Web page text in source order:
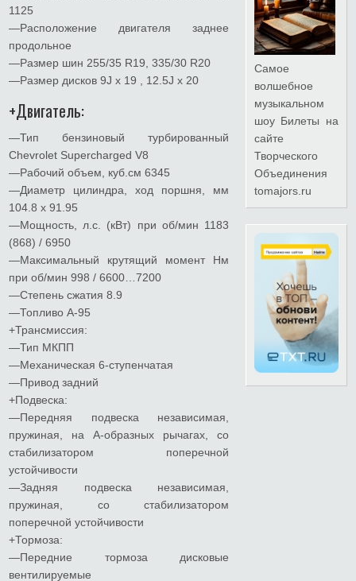
1125
—Расположение двигателя заднее
продольное
—Размер шин 255/35 R19, 335/30 R20
—Размер дисков 9J x 19 , 12.5J x 20
+Двигатель:
—Тип бензиновый турбированный
Chevrolet Supercharged V8
—Рабочий объем, куб.см 6345
—Диаметр цилиндра, ход поршня, мм
104.8 x 91.95
—Мощность, л.с. (кВт) при об/мин 1183
(868) / 6950
—Максимальный крутящий момент Нм
при об/мин 998 / 6600…7200
—Степень сжатия 8.9
—Топливо А-95
+Трансмиссия:
—Тип МКПП
—Механическая 6-ступенчатая
—Привод задний
+Подвеска:
—Передняя подвеска независимая,
пружиная, на A-образных рычагах, со
стабилизатором поперечной
устойчивости
—Задняя подвеска независимая,
пружиная, со стабилизатором
поперечной устойчивости
+Тормоза:
—Передние тормоза дисковые
вентилируемые
Самое
волшебное
музыкальном
шоу Билеты на
сайте
Творческого
Объединения
tomajors.ru